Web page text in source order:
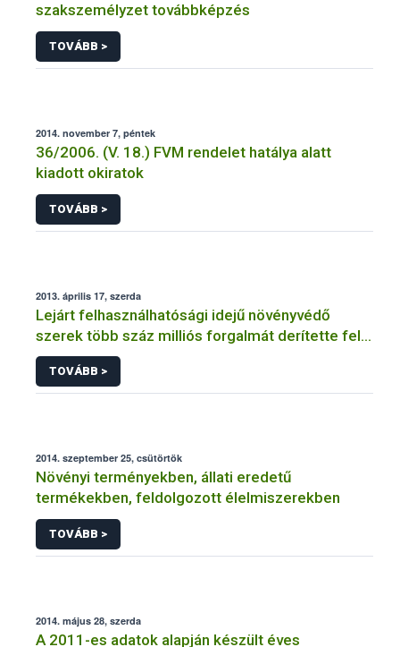
szakszemélyzet továbbképzés
TOVÁBB >
2014. november 7, péntek
36/2006. (V. 18.) FVM rendelet hatálya alatt
kiadott okiratok
TOVÁBB >
2013. április 17, szerda
Lejárt felhasználhatósági idejű növényvédő
szerek több száz milliós forgalmát derítette fel a
NÉBIH
TOVÁBB >
2014. szeptember 25, csütörtök
Növényi terményekben, állati eredetű
termékekben, feldolgozott élelmiszerekben
TOVÁBB >
2014. május 28, szerda
A 2011-es adatok alapján készült éves